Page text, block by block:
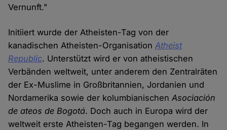
Vernunft."
Initiiert wurde der Atheisten-Tag von der
kanadischen Atheisten-OrganisationAtheist
Republic. Unterstützt wird er von atheistischen
Verbänden weltweit, unter anderem den Zentralräten
der Ex-Muslime in Großbritannien, Jordanien und
Nordamerika sowie der kolumbianischenAsociación
de ateos de Bogotá. Doch auch in Europa wird der
weltweit erste Atheisten-Tag begangen werden. In